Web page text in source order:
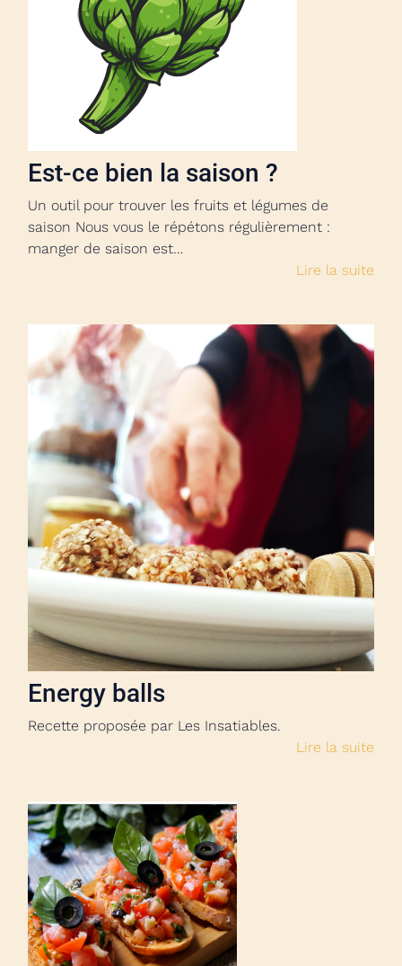
Est-ce bien la saison ?
Un outil pour trouver les fruits et légumes de
saison Nous vous le répétons régulièrement :
manger de saison est…
Lire la suite
Energy balls
Recette proposée par Les Insatiables.
Lire la suite